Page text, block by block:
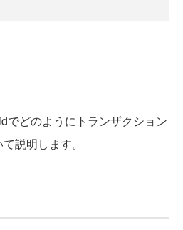
でどのようにトランザクション
説明します。